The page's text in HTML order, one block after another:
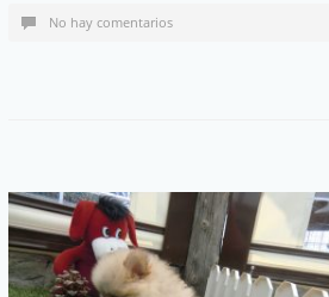
No hay comentarios